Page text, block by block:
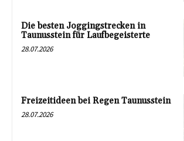
Die besten Joggingstrecken in
Taunusstein für Laufbegeisterte
28.07.2026
Freizeitideen bei Regen Taunusstein
28.07.2026